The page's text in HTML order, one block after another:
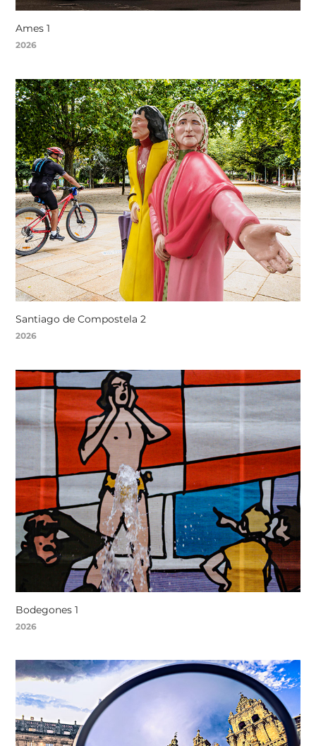
Ames 1
2026
Santiago de Compostela 2
2026
Bodegones 1
2026